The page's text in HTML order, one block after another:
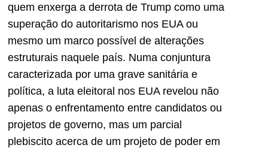
quem enxerga a derrota de Trump como uma
superação do autoritarismo nos EUA ou
mesmo um marco possível de alterações
estruturais naquele país. Numa conjuntura
caracterizada por uma grave sanitária e
política, a luta eleitoral nos EUA revelou não
apenas o enfrentamento entre candidatos ou
projetos de governo, mas um parcial
plebiscito acerca de um projeto de poder em